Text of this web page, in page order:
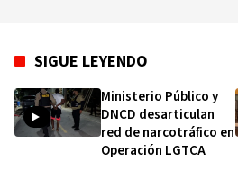
SIGUE LEYENDO
Ministerio Público y
DNCD desarticulan
red de narcotráfico en
Operación LGTCA